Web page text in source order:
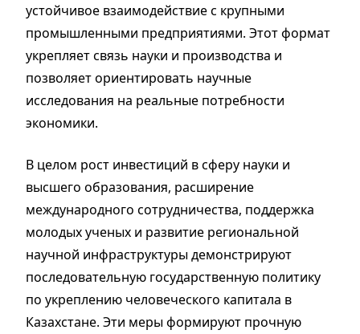
устойчивое взаимодействие с крупными
промышленными предприятиями. Этот формат
укрепляет связь науки и производства и
позволяет ориентировать научные
исследования на реальные потребности
экономики.
В целом рост инвестиций в сферу науки и
высшего образования, расширение
международного сотрудничества, поддержка
молодых ученых и развитие региональной
научной инфраструктуры демонстрируют
последовательную государственную политику
по укреплению человеческого капитала в
Казахстане. Эти меры формируют прочную